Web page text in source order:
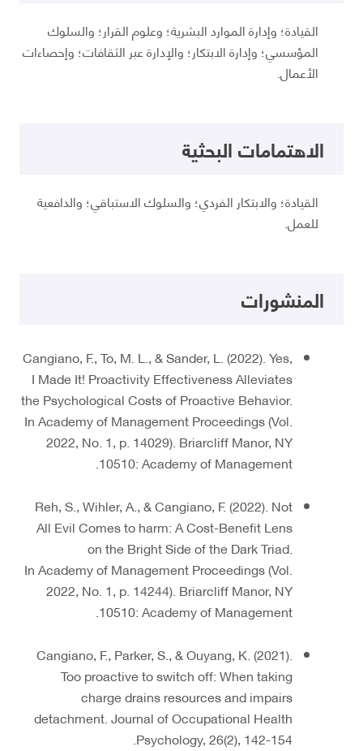
القيادة؛ وإدارة الموارد البشرية؛ وعلوم القرار؛ والسلوك
المؤسسي؛ وإدارة الابتكار؛ والإدارة عبر الثقافات؛ وإحصاءات
الأعمال.
الاهتمامات البحثية
القيادة؛ والابتكار الفردي؛ والسلوك الاستباقي؛ والدافعية
للعمل.
المنشورات
Cangiano, F., To, M. L., & Sander, L. (2022). Yes,
I Made It! Proactivity Effectiveness Alleviates
the Psychological Costs of Proactive Behavior.
In Academy of Management Proceedings (Vol.
2022, No. 1, p. 14029). Briarcliff Manor, NY
10510: Academy of Management.
Reh, S., Wihler, A., & Cangiano, F. (2022). Not
All Evil Comes to harm: A Cost-Benefit Lens
on the Bright Side of the Dark Triad.
In Academy of Management Proceedings (Vol.
2022, No. 1, p. 14244). Briarcliff Manor, NY
10510: Academy of Management.
Cangiano, F., Parker, S., & Ouyang, K. (2021).
Too proactive to switch off: When taking
charge drains resources and impairs
detachment. Journal of Occupational Health
Psychology, 26(2), 142-154.